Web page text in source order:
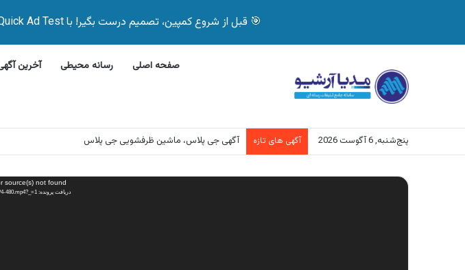
🎯 قبل از شروع کمپین، تصمیم درست بگیر! با Quick Ad Test روی مخاطب واقعی تست کن ✅
صفحه اصلی رسانه محیطی آخرین
پنج‌شنبه, 6 آگوست 2026 آگهی های تازه آگهی جی پلاس، ماشین ظرفشویی جی پلاس
نمایشگر
ویدیو source(s) not found
دریافت پرونده: https://cdn.mediaarshiv.ir/files/Ra-ba970345-039_MP4-480.mp4?_=1